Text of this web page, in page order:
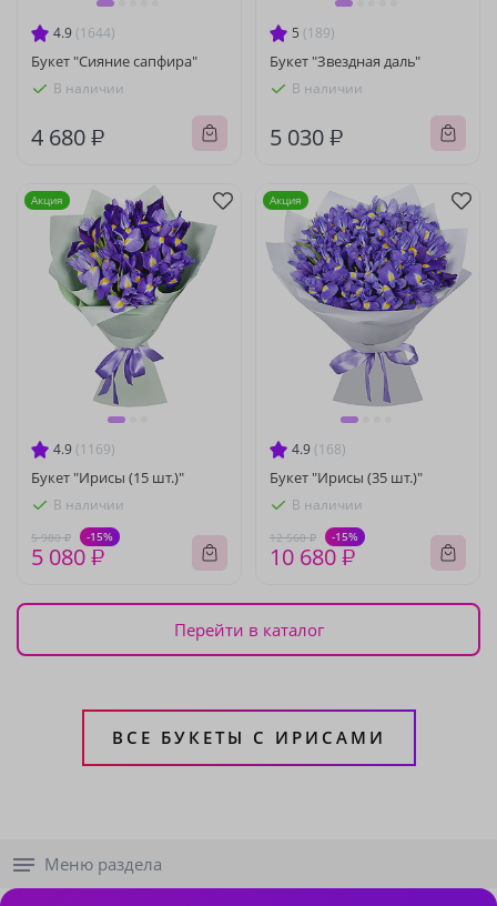
4.9 (1644)
Букет "Сияние сапфира"
В наличии
4 680 ₽
5 (189)
Букет "Звездная даль"
В наличии
5 030 ₽
4.9 (1169)
Букет "Ирисы (15 шт.)"
В наличии
5 980 ₽ -15%
5 080 ₽
Акция
4.9 (168)
Букет "Ирисы (35 шт.)"
В наличии
12 560 ₽ -15%
10 680 ₽
Акция
Перейти в каталог
ВСЕ БУКЕТЫ С ИРИСАМИ
Меню раздела